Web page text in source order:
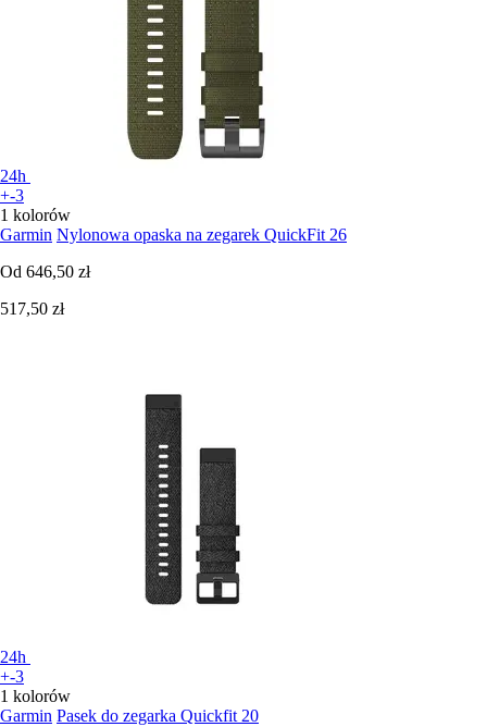
24h
+-3
1 kolorów
Garmin Nylonowa opaska na zegarek QuickFit 26
Od 646,50 zł
517,50 zł
24h
+-3
1 kolorów
Garmin Pasek do zegarka Quickfit 20